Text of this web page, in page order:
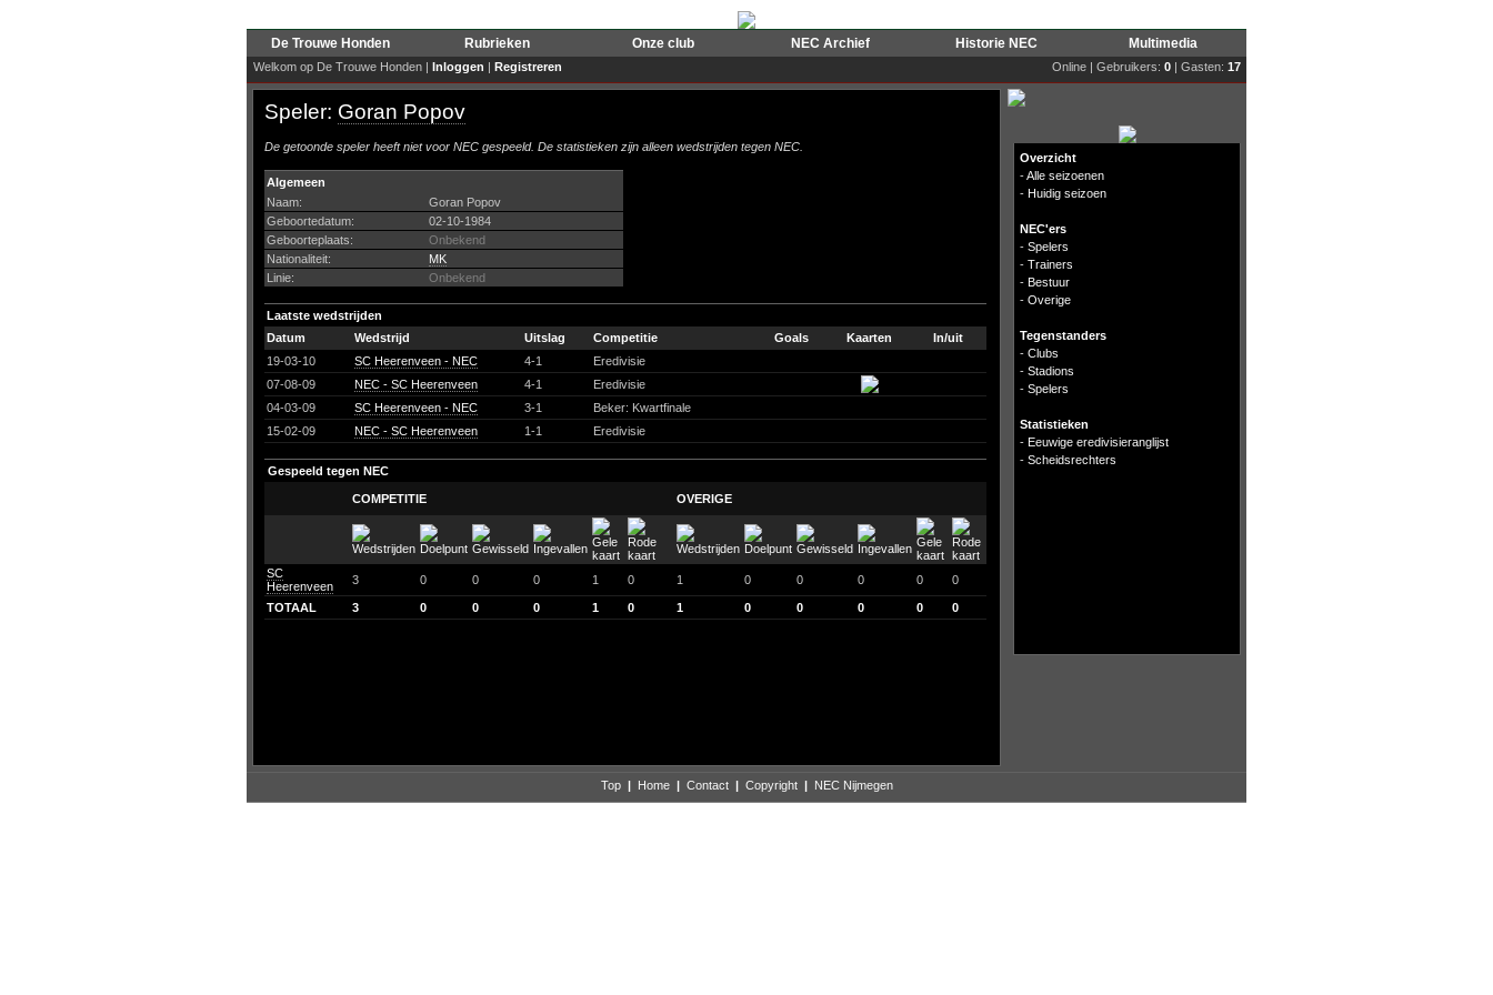
De Trouwe Honden Rubrieken Onze club NEC Archief Historie NEC Multimedia
Welkom op De Trouwe Honden | Inloggen | Registreren Online | Gebruikers: 0 | Gasten: 17
Speler: Goran Popov
De getoonde speler heeft niet voor NEC gespeeld. De statistieken zijn alleen wedstrijden tegen NEC.
Algemeen
Naam:
Goran Popov
Geboortedatum:
02-10-1984
Geboorteplaats:
Onbekend
Nationaliteit:
MK
Linie:
Onbekend
Laatste wedstrijden
Datum
Wedstrijd Uitslag Competitie Goals Kaarten
In/uit
19-03-10
SC Heerenveen - NEC 4-1
Eredivisie
07-08-09
NEC - SC Heerenveen 4-1
Eredivisie
04-03-09
SC Heerenveen - NEC 3-1
Beker: Kwartfinale
15-02-09
NEC - SC Heerenveen 1-1 Eredivisie
Gespeeld tegen NEC
COMPETITIE OVERIGE
SC
Heerenveen
3 0 0 0 1 0 1 0 0 0 0 0
TOTAAL 3 0 0 0 1 0 1 0 0 0 0 0
Overzicht
-Alle seizoenen
- Huidig seizoen
NEC'ers
- Spelers
- Trainers
- Bestuur
- Overige
Tegenstanders
- Clubs
- Stadions
- Spelers
Statistieken
- Eeuwige eredivisieranglijst
- Scheidsrechters
Top | Home | Contact | Copyright | NEC Nijmegen